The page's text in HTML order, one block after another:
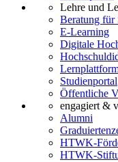
Lehre und
Beratung für
E-Learning
Digitale
Studienportal
Öffentliche
engagiert &
Alumni
HTWK-
HTWK-